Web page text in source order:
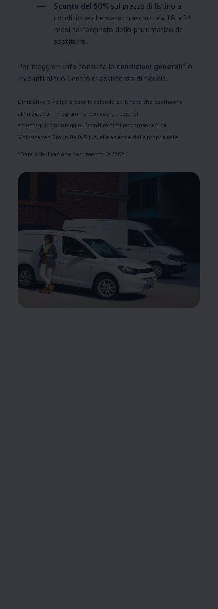
Sconto del 50% sul prezzo di listino a
condizione che siano trascorsi da 18 a 36
mesi dall’acquisto dello pneumatico da
sostituire.
Per maggiori info consulta le condizioni generali* o
rivolgiti al tuo Centro di assistenza di fiducia.
L’iniziativa è valida presso le aziende della rete che aderiscono
all’iniziativa. Il Programma non copre i costi di
smontaggio/montaggio. Sconti minimi raccomandati da
Volkswagen Group Italia S.p.A. alle aziende della propria rete.
*Data pubblicazione documento 06/2025